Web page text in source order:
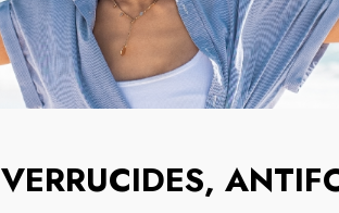
VERRUCIDES,